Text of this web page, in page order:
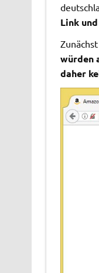
Link
würden
daher